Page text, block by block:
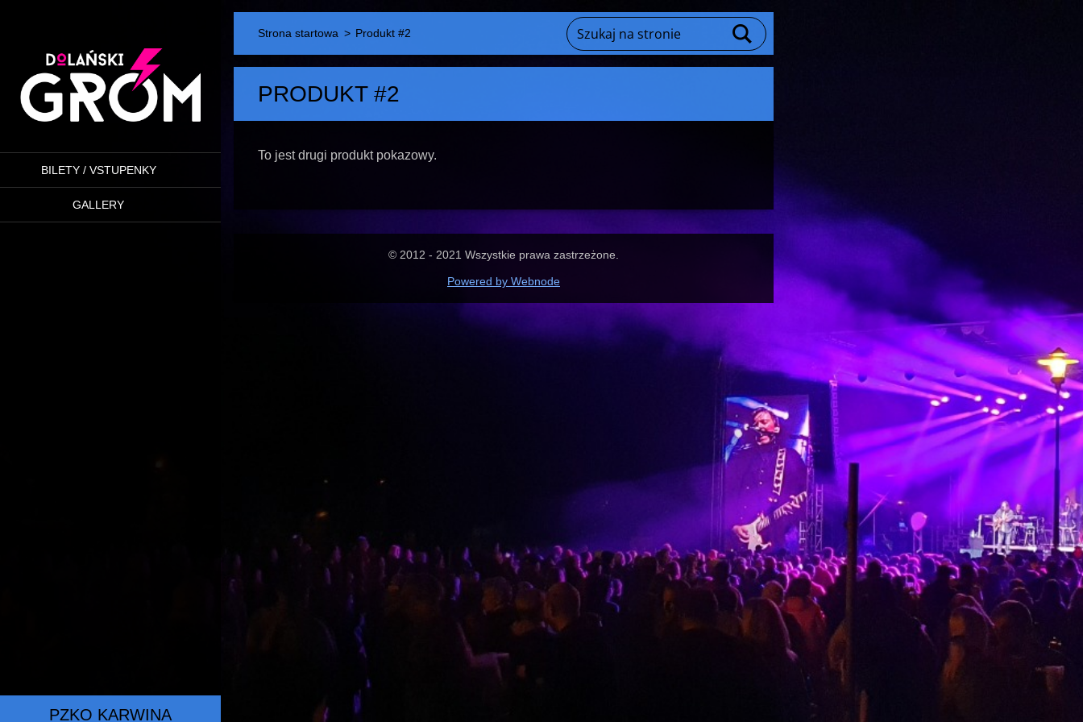
BILETY / VSTUPENKY
GALLERY
PZKO KARWINA
Strona startowa > Produkt #2
PRODUKT #2
To jest drugi produkt pokazowy.
© 2012 - 2021 Wszystkie prawa zastrzeżone.
Powered by Webnode